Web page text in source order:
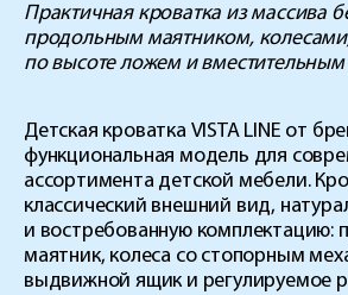
Практичная кроватка из массива
продольным маятником,
по высоте ложем и
Детская кроватка VISTA LINE от
функциональная модель для
ассортимента детской мебели.
классический внешний вид,
и востребованную комплектацию:
маятник, колеса со стопорным
выдвижной ящик и регулируемое